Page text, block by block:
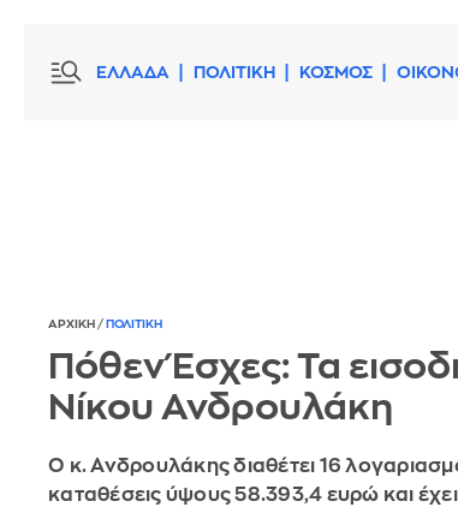
ΕΛΛΑΔΑ ΠΟΛΙΤΙΚΗ ΚΟΣΜΟΣ
ΑΡΧΙΚΗ / ΠΟΛΙΤΙΚΗ
Πόθεν Έσχες: Τα
Νίκου Ανδρουλάκη
Ο κ. Ανδρουλάκης διαθέτει 16
καταθέσεις ύψους 58.393,4 ευρώ και έχει